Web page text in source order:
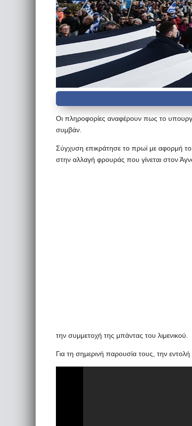
Οι πληροφορίες αναφέρουν πως το
συμβάν.
Σύγχυση επικράτησε το πρωί με αφορμή
στην αλλαγή φρουράς που γίνεται στον
την συμμετοχή της μπάντας του λιμενικού.
Για τη σημερινή παρουσία τους, την